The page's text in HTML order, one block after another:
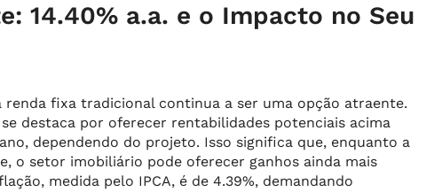
14.40% a.a. e o Impacto no Seu
renda fixa tradicional continua a ser uma opção atraente.
destaca por oferecer rentabilidades potenciais acima
dependendo do projeto. Isso significa que, enquanto a
o setor imobiliário pode oferecer ganhos ainda mais
medida pelo IPCA, é de 4.39%, demandando